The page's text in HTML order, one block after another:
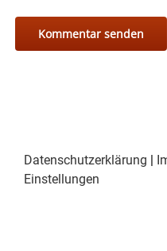
Datenschutzerklärung
Einstellungen